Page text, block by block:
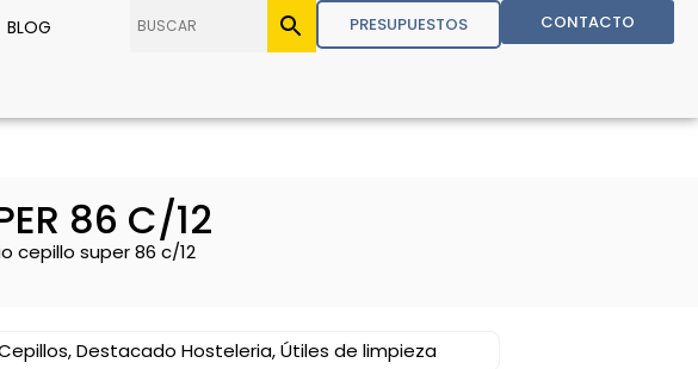
BLOG PRESUPUESTOS CONTACTO
86 C/12
cepillo super 86 c/12
,Destacado Hosteleria,Útiles de limpieza